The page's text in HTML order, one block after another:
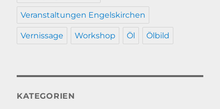
Veranstaltungen Engelskirchen
Vernissage Workshop Öl Ölbild
KATEGORIEN